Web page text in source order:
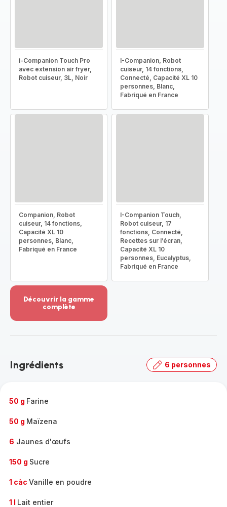
i-Companion Touch Pro
avec extension air fryer,
Robot cuiseur, 3L, Noir
I-Companion, Robot
cuiseur, 14 fonctions,
Connecté, Capacité XL 10
personnes, Blanc,
Fabriqué en France
Companion, Robot
cuiseur, 14 fonctions,
Capacité XL 10
personnes, Blanc,
Fabriqué en France
I-Companion Touch,
Robot cuiseur, 17
fonctions, Connecté,
Recettes sur l’écran,
Capacité XL 10
personnes, Eucalyptus,
Fabriqué en France
Découvrir la gamme
complète
-
gamme
Ingrédients 6 personnes
50 g Farine
50 g Maïzena
6 Jaunes d'œufs
150 g Sucre
1 càc Vanille en poudre
1 l Lait entier